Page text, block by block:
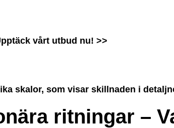
vårt utbud nu! >>
skalor, som visar skillnaden i
ritningar –